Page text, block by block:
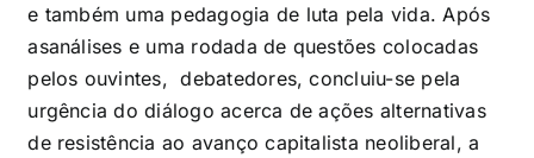
e também uma pedagogia de luta pela vida. Após
asanálises e uma rodada de questões colocadas
pelos ouvintes, debatedores, concluiu-se pela
urgência do diálogo acerca de ações alternativas
de resistência ao avanço capitalista neoliberal, a